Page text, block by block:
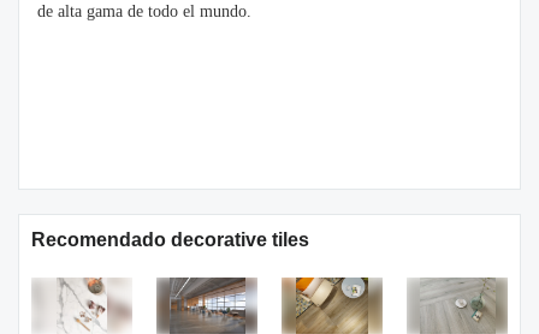
de alta gama de todo el mundo.
Recomendado decorative tiles